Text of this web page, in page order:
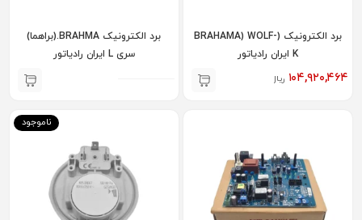
برد الکترونیک (BRAHAMA) WOLF-
K ایران رادیاتور
۱۰۴,۹۲۰,۴۶۴ ریال
برد الکترونیک BRAHMA.(براهما)
سری L ایران رادیاتور
ناموجود